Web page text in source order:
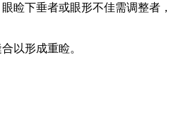
睑下垂者或眼形不佳需调整者
以形成重睑。